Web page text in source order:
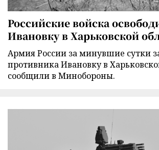
Российские войска
Ивановку в Харьковской
Армия России за минувшие сутки
противника Ивановку в
сообщили в Минобороны.